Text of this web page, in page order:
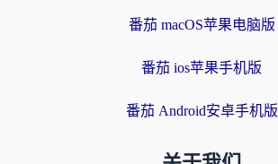
番茄 macOS苹果电脑版
番茄 ios苹果手机版
番茄 Android安卓手机版